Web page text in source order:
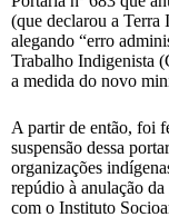
(que declarou a Terra
alegando “erro
Trabalho Indigenista
a medida do novo
A partir de então, foi
suspensão dessa
organizações
repúdio à anulação
com o Instituto